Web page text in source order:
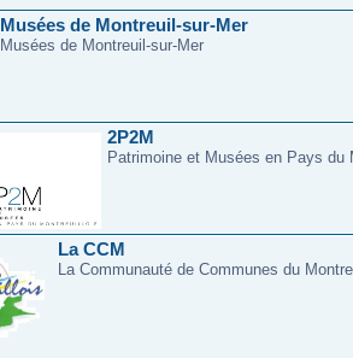
Musées de Montreuil-sur-Mer
Musées de Montreuil-sur-Mer
2P2M
Patrimoine et Musées en Pays du
La CCM
La Communauté de Communes du